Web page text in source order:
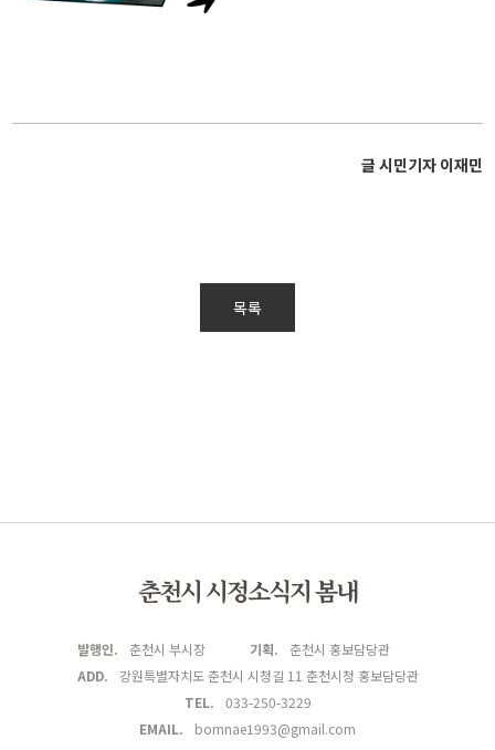
글 시민기자 이재민
목록
춘천시 시정소식지 봄내
발행인. 춘천시 부시장 기획.
춘천시 홍보담당관
ADD.
강원특별자치도 춘천시 시청길 11 춘천시청 홍보담당관
TEL.
033-250-3229
EMAIL.
bomnae1993@gmail.com